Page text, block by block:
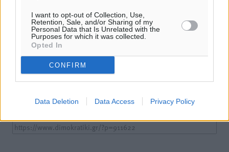
I want to opt-out of Collection, Use,
Retention, Sale, and/or Sharing of my
Personal Data that Is Unrelated with the
Purposes for which it was collected.
Opted In
CONFIRM
Data Deletion Data Access Privacy Policy
Υπενθύμιση:
Για την μερική αναπαραγωγή της είδησης από άλλες
ιστοσελίδες είναι απαραίτητη η χρήση του παρακάτω
της Δημοκρατικής.